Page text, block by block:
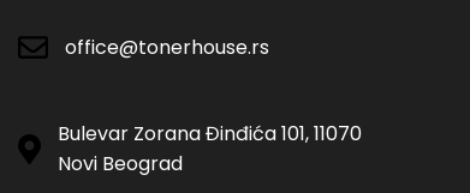
office@tonerhouse.rs
Bulevar Zorana Đinđića 101, 11070
Novi Beograd